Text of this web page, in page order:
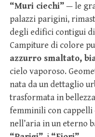
“Muri ciechi”— le
palazzi parigini,
degli edifici contigui
Campiture di colore
azzurro smaltato,
cielo vaporoso.
nata da un dettaglio
trasformata in
femminili con cappelli
nell’aria in un eterno